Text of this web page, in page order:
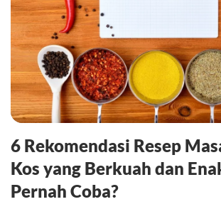
6 Rekomendasi Resep
Kos yang Berkuah dan
Pernah Coba?